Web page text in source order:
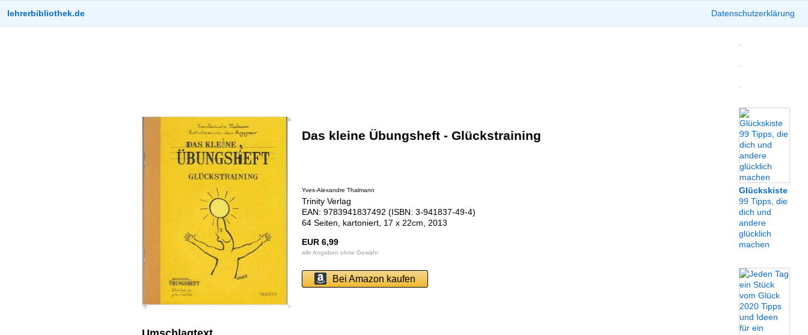
lehrerbibliothek.de Datenschutzerklärung
Das kleine Übungsheft - Glückstraining
Yves-Alexandre Thalmann
Trinity Verlag
EAN: 9783941837492 (ISBN: 3-941837-49-4)
64 Seiten, kartoniert, 17 x 22cm, 2013
EUR 6,99
alle Angaben ohne Gewähr
Bei Amazon kaufen
Glückskiste
99 Tipps, die
dich und
andere
glücklich
machen